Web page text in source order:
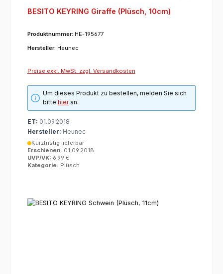
BESITO KEYRING Giraffe (Plüsch, 10cm)
Produktnummer: HE-195677
Hersteller: Heunec
Preise exkl. MwSt. zzgl. Versandkosten
Um dieses Produkt zu bestellen, melden Sie sich
bittehieran.
ET: 01.09.2018
Hersteller: Heunec
Kurzfristig lieferbar
Erschienen: 01.09.2018
UVP/VK: 6,99 €
Kategorie: Plüsch